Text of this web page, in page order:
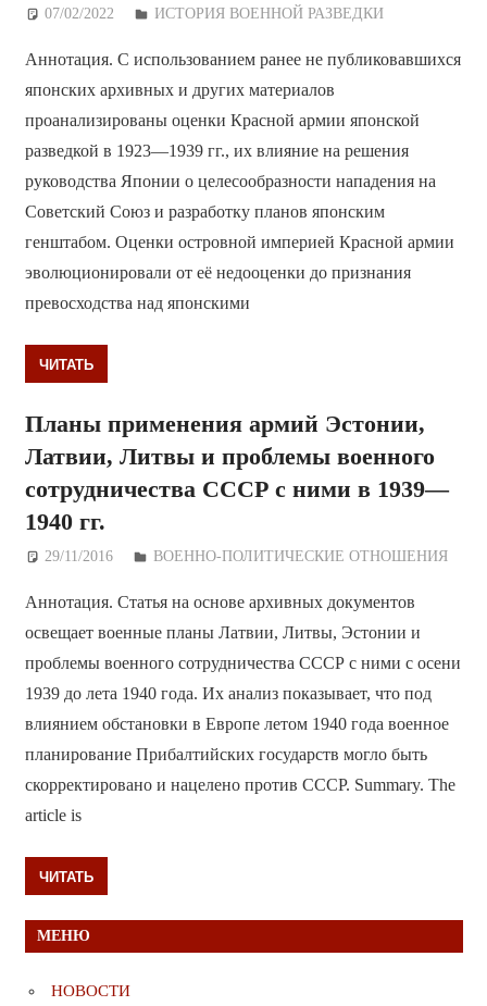
07/02/2022 Дежурный по Редакции
ИСТОРИЯ ВОЕННОЙ РАЗВЕДКИ
Аннотация. С использованием ранее не публиковавшихся
японских архивных и других материалов
проанализированы оценки Красной армии японской
разведкой в 1923—1939 гг., их влияние на решения
руководства Японии о целесообразности нападения на
Советский Союз и разработку планов японским
генштабом. Оценки островной империей Красной армии
эволюционировали от её недооценки до признания
превосходства над японскими
ЧИТАТЬ
Планы применения армий Эстонии,
Латвии, Литвы и проблемы военного
сотрудничества СССР с ними в 1939—
1940 гг.
29/11/2016 Дежурный по Редакции
ВОЕННО-ПОЛИТИЧЕСКИE ОТНОШЕНИЯ
Аннотация. Статья на основе архивных документов
освещает военные планы Латвии, Литвы, Эстонии и
проблемы военного сотрудничества СССР с ними с осени
1939 до лета 1940 года. Их анализ показывает, что под
влиянием обстановки в Европе летом 1940 года военное
планирование Прибалтийских государств могло быть
скорректировано и нацелено против СССР. Summary. The
article is
ЧИТАТЬ
МЕНЮ
НОВОСТИ